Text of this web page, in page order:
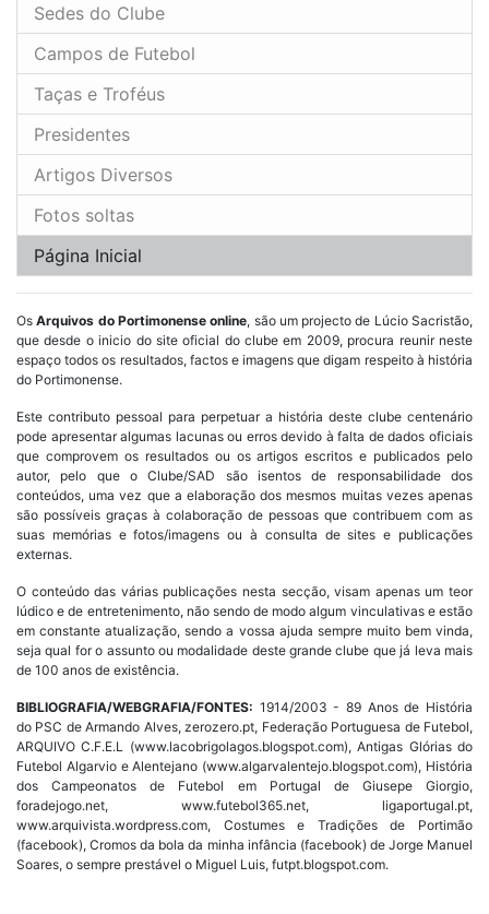
Sedes do Clube
Campos de Futebol
Taças e Troféus
Presidentes
Artigos Diversos
Fotos soltas
Página Inicial
OsArquivos do Portimonense online, são um projecto de Lúcio Sacristão,
que desde o inicio do site oficial do clube em 2009, procura reunir neste
espaço todos os resultados, factos e imagens que digam respeito à história
do Portimonense.
Este contributo pessoal para perpetuar a história deste clube centenário
pode apresentar algumas lacunas ou erros devido à falta de dados oficiais
que comprovem os resultados ou os artigos escritos e publicados pelo
autor, pelo que o Clube/SAD são isentos de responsabilidade dos
conteúdos, uma vez que a elaboração dos mesmos muitas vezes apenas
são possíveis graças à colaboração de pessoas que contribuem com as
suas memórias e fotos/imagens ou à consulta de sites e publicações
externas.
O conteúdo das várias publicações nesta secção, visam apenas um teor
lúdico e de entretenimento, não sendo de modo algum vinculativas e estão
em constante atualização, sendo a vossa ajuda sempre muito bem vinda,
seja qual for o assunto ou modalidade deste grande clube que já leva mais
de 100 anos de existência.
BIBLIOGRAFIA/WEBGRAFIA/FONTES: 1914/2003 - 89 Anos de História
do PSC de Armando Alves, zerozero.pt, Federação Portuguesa de Futebol,
ARQUIVO C.F.E.L (www.lacobrigolagos.blogspot.com), Antigas Glórias do
Futebol Algarvio e Alentejano (www.algarvalentejo.blogspot.com), História
dos Campeonatos de Futebol em Portugal de Giusepe Giorgio,
foradejogo.net, www.futebol365.net, ligaportugal.pt,
www.arquivista.wordpress.com, Costumes e Tradições de Portimão
(facebook), Cromos da bola da minha infância (facebook) de Jorge Manuel
Soares, o sempre prestável o Miguel Luis, futpt.blogspot.com.